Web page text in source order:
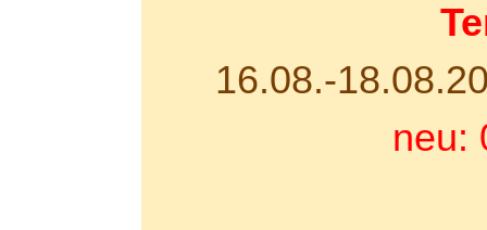
16.08.-
neu: